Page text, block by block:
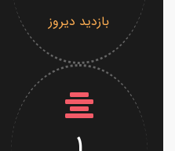
بازدید دیروز